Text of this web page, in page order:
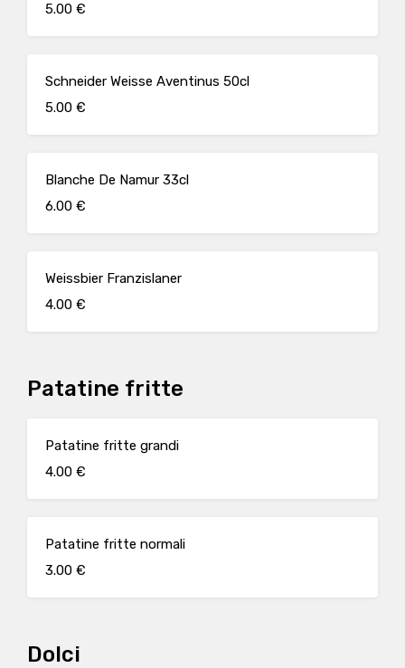
5.00 €
Schneider Weisse Aventinus 50cl
5.00 €
Blanche De Namur 33cl
6.00 €
Weissbier Franzislaner
4.00 €
Patatine fritte
Patatine fritte grandi
4.00 €
Patatine fritte normali
3.00 €
Dolci